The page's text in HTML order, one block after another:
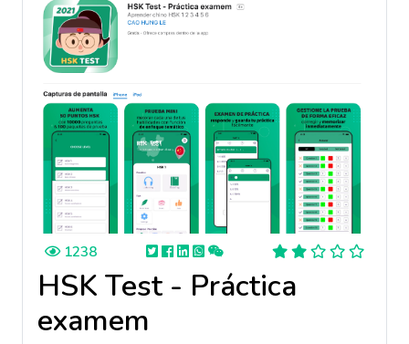
1238
HSK Test - Práctica
examem